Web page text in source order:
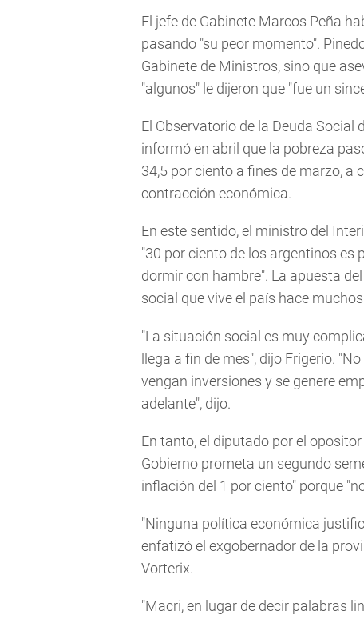
El jefe de Gabinete Marcos Peña
pasando "su peor momento".
Gabinete de Ministros, sino que
"algunos" le dijeron que "fue un
El Observatorio de la Deuda Social
informó en abril que la pobreza
34,5 por ciento a fines de marzo, a
contracción económica.
En este sentido, el ministro del
"30 por ciento de los argentinos es
dormir con hambre". La apuesta
social que vive el país hace
"La situación social es muy
llega a fin de mes", dijo Frigerio.
vengan inversiones y se genere
adelante", dijo.
En tanto, el diputado por el
Gobierno prometa un segundo
inflación del 1 por ciento" porque
"Ninguna política económica
enfatizó el exgobernador de la
Vorterix.
"Macri, en lugar de decir palabras